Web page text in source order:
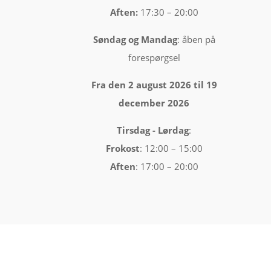
Aften: 17:30 – 20:00
Søndag og Mandag: åben på
forespørgsel
Fra den 2 august 2026 til 19
december 2026
Tirsdag - Lørdag:
Frokost: 12:00 – 15:00
Aften: 17:00 – 20:00